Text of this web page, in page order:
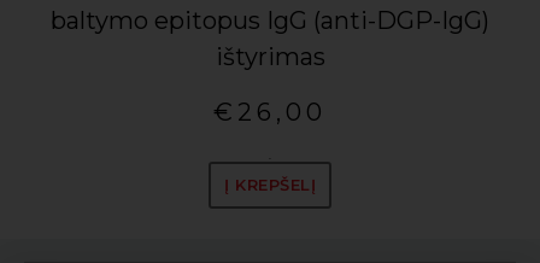
baltymo epitopus IgG (anti-DGP-IgG)
ištyrimas
€ 26,00
Į KREPŠELĮ